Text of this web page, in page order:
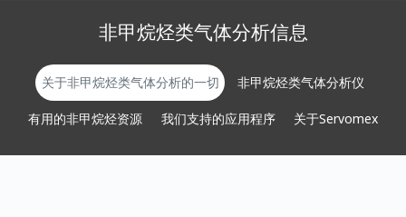
非甲烷烃类气体分析信息
关于非甲烷烃类气体分析的一切 非甲烷烃类气体分析仪
有用的非甲烷烃资源 我们支持的应用程序 关于Servomex